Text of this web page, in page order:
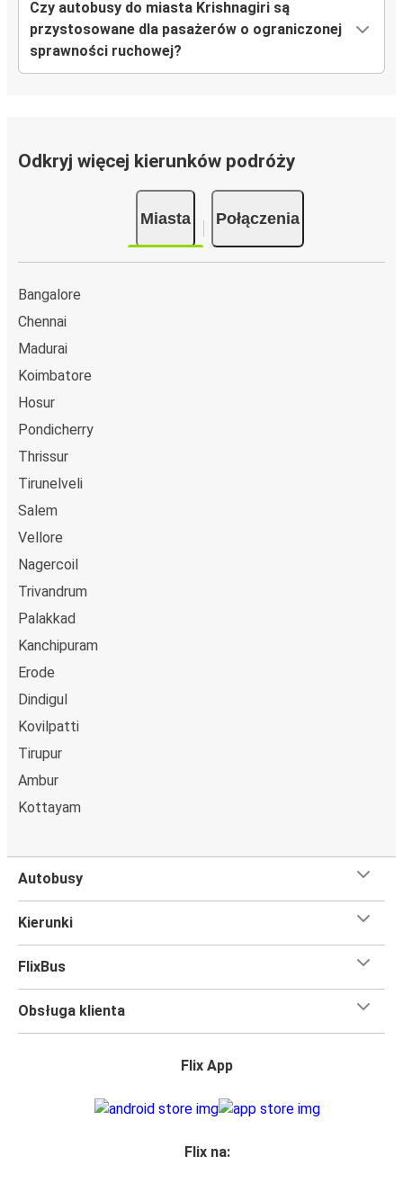
Czy autobusy do miasta Krishnagiri są
przystosowane dla pasażerów o ograniczonej
sprawności ruchowej?
Odkryj więcej kierunków podróży
Miasta Połączenia
Bangalore
Chennai
Madurai
Koimbatore
Hosur
Pondicherry
Thrissur
Tirunelveli
Salem
Vellore
Nagercoil
Trivandrum
Palakkad
Kanchipuram
Erode
Dindigul
Kovilpatti
Tirupur
Ambur
Kottayam
Autobusy
Kierunki
FlixBus
Obsługa klienta
Flix App
Flix na: